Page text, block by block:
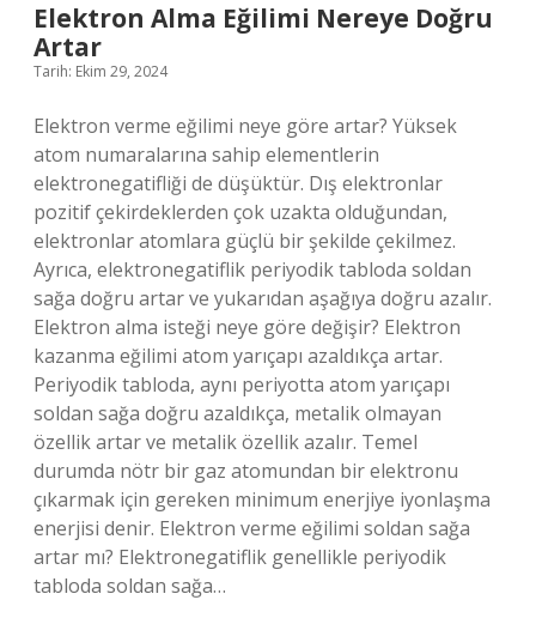
Elektron Alma Eğilimi Nereye Doğru
Artar
Tarih: Ekim 29, 2024
Elektron verme eğilimi neye göre artar? Yüksek
atom numaralarına sahip elementlerin
elektronegatifliği de düşüktür. Dış elektronlar
pozitif çekirdeklerden çok uzakta olduğundan,
elektronlar atomlara güçlü bir şekilde çekilmez.
Ayrıca, elektronegatiflik periyodik tabloda soldan
sağa doğru artar ve yukarıdan aşağıya doğru azalır.
Elektron alma isteği neye göre değişir? Elektron
kazanma eğilimi atom yarıçapı azaldıkça artar.
Periyodik tabloda, aynı periyotta atom yarıçapı
soldan sağa doğru azaldıkça, metalik olmayan
özellik artar ve metalik özellik azalır. Temel
durumda nötr bir gaz atomundan bir elektronu
çıkarmak için gereken minimum enerjiye iyonlaşma
enerjisi denir. Elektron verme eğilimi soldan sağa
artar mı? Elektronegatiflik genellikle periyodik
tabloda soldan sağa…